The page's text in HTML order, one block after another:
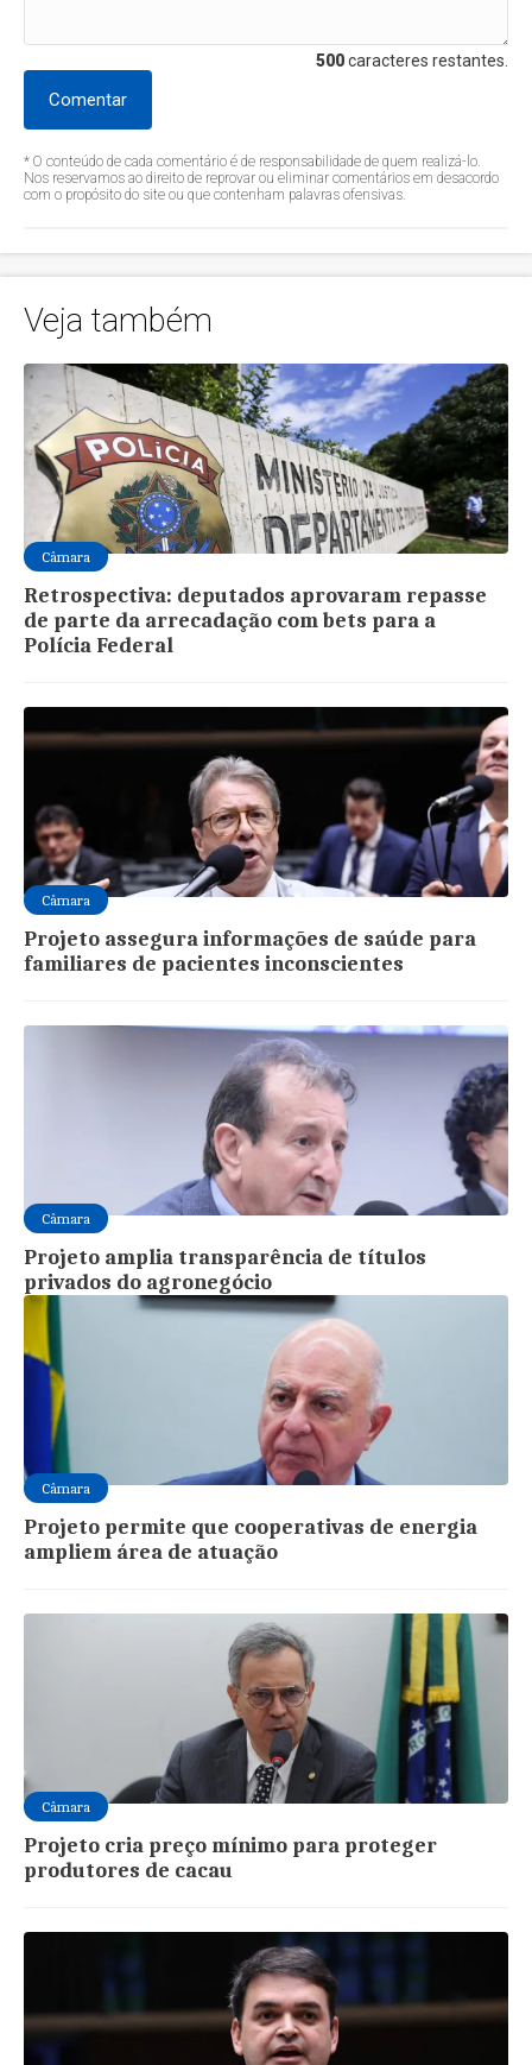
500caracteres restantes.
Comentar
* O conteúdo de cada comentário é de responsabilidade de quem realizá-lo.
Nos reservamos ao direito de reprovar ou eliminar comentários em desacordo
com o propósito do site ou que contenham palavras ofensivas.
Veja também
Câmara
Retrospectiva: deputados aprovaram repasse
de parte da arrecadação com bets para a
Polícia Federal
Câmara
Projeto assegura informações de saúde para
familiares de pacientes inconscientes
Câmara
Projeto amplia transparência de títulos
privados do agronegócio
Câmara
Projeto permite que cooperativas de energia
ampliem área de atuação
Câmara
Projeto cria preço mínimo para proteger
produtores de cacau